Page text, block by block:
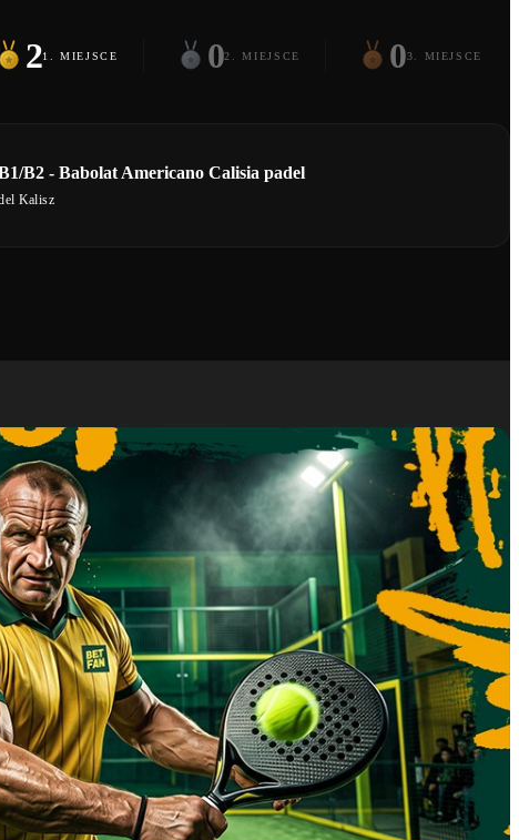
21. MIEJSCE 02. MIEJSCE 03. MIEJSCE
B2 - Babolat Americano Calisia padel
Kalisz